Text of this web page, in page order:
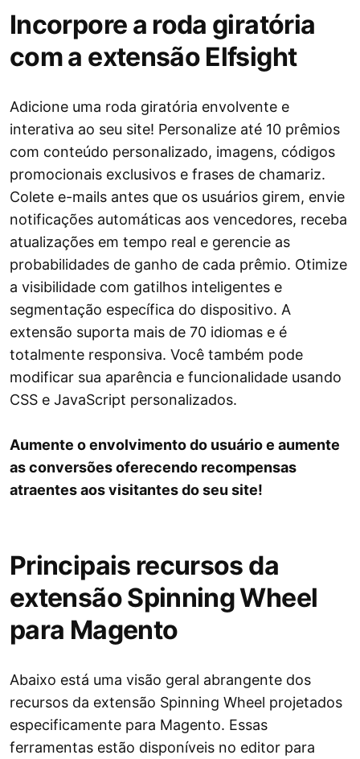
Incorpore a roda giratória
com a extensão Elfsight
Adicione uma roda giratória envolvente e
interativa ao seu site! Personalize até 10 prêmios
com conteúdo personalizado, imagens, códigos
promocionais exclusivos e frases de chamariz.
Colete e-mails antes que os usuários girem, envie
notificações automáticas aos vencedores, receba
atualizações em tempo real e gerencie as
probabilidades de ganho de cada prêmio. Otimize
a visibilidade com gatilhos inteligentes e
segmentação específica do dispositivo. A
extensão suporta mais de 70 idiomas e é
totalmente responsiva. Você também pode
modificar sua aparência e funcionalidade usando
CSS e JavaScript personalizados.
Aumente o envolvimento do usuário e aumente
as conversões oferecendo recompensas
atraentes aos visitantes do seu site!
Principais recursos da
extensão Spinning Wheel
para Magento
Abaixo está uma visão geral abrangente dos
recursos da extensão Spinning Wheel projetados
especificamente para Magento. Essas
ferramentas estão disponíveis no editor para